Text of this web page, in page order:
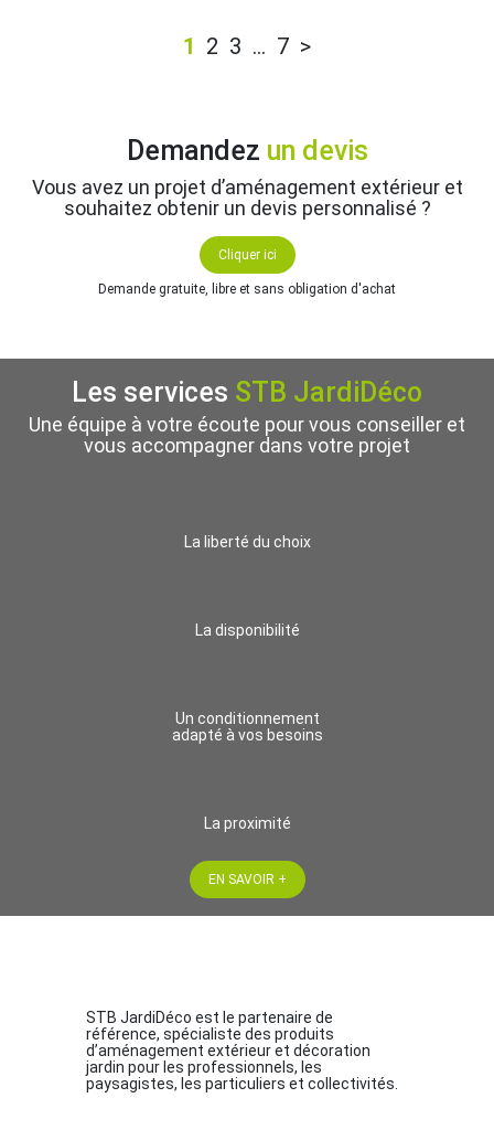
1 2 3 … 7 >
Demandez un devis
Vous avez un projet d’aménagement extérieur et
souhaitez obtenir un devis personnalisé ?
Cliquer ici
Demande gratuite, libre et sans obligation d'achat
Les services STB JardiDéco
Une équipe à votre écoute pour vous conseiller et
vous accompagner dans votre projet
La liberté du choix
La disponibilité
Un conditionnement
adapté à vos besoins
La proximité
EN SAVOIR +
STB JardiDéco est le partenaire de
référence, spécialiste des produits
d’aménagement extérieur et décoration
jardin pour les professionnels, les
paysagistes, les particuliers et collectivités.